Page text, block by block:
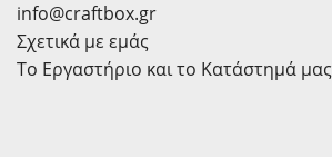
info@craftbox.gr
Σχετικά με εμάς
Το Εργαστήριο και το Κατάστημά μας